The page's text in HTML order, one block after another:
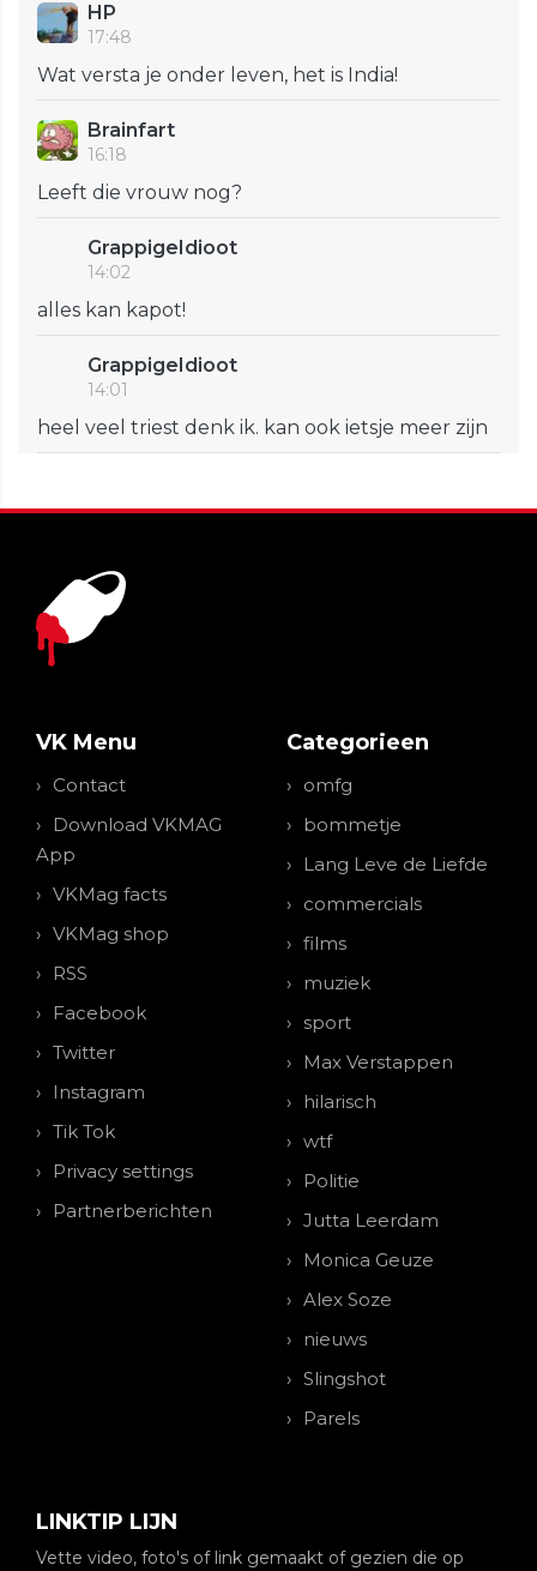
HP
17:48
Wat versta je onder leven, het is India!
Brainfart
16:18
Leeft die vrouw nog?
GrappigeIdioot
14:02
alles kan kapot!
GrappigeIdioot
14:01
heel veel triest denk ik. kan ook ietsje meer zijn
VK Menu
Contact
Download VKMAG
App
VKMag facts
VKMag shop
RSS
Facebook
Twitter
Instagram
Tik Tok
Privacy settings
Partnerberichten
Categorieen
omfg
bommetje
Lang Leve de Liefde
commercials
films
muziek
sport
Max Verstappen
hilarisch
wtf
Politie
Jutta Leerdam
Monica Geuze
Alex Soze
nieuws
Slingshot
Parels
LINKTIP LIJN
Vette video, foto's of link gemaakt of gezien die op